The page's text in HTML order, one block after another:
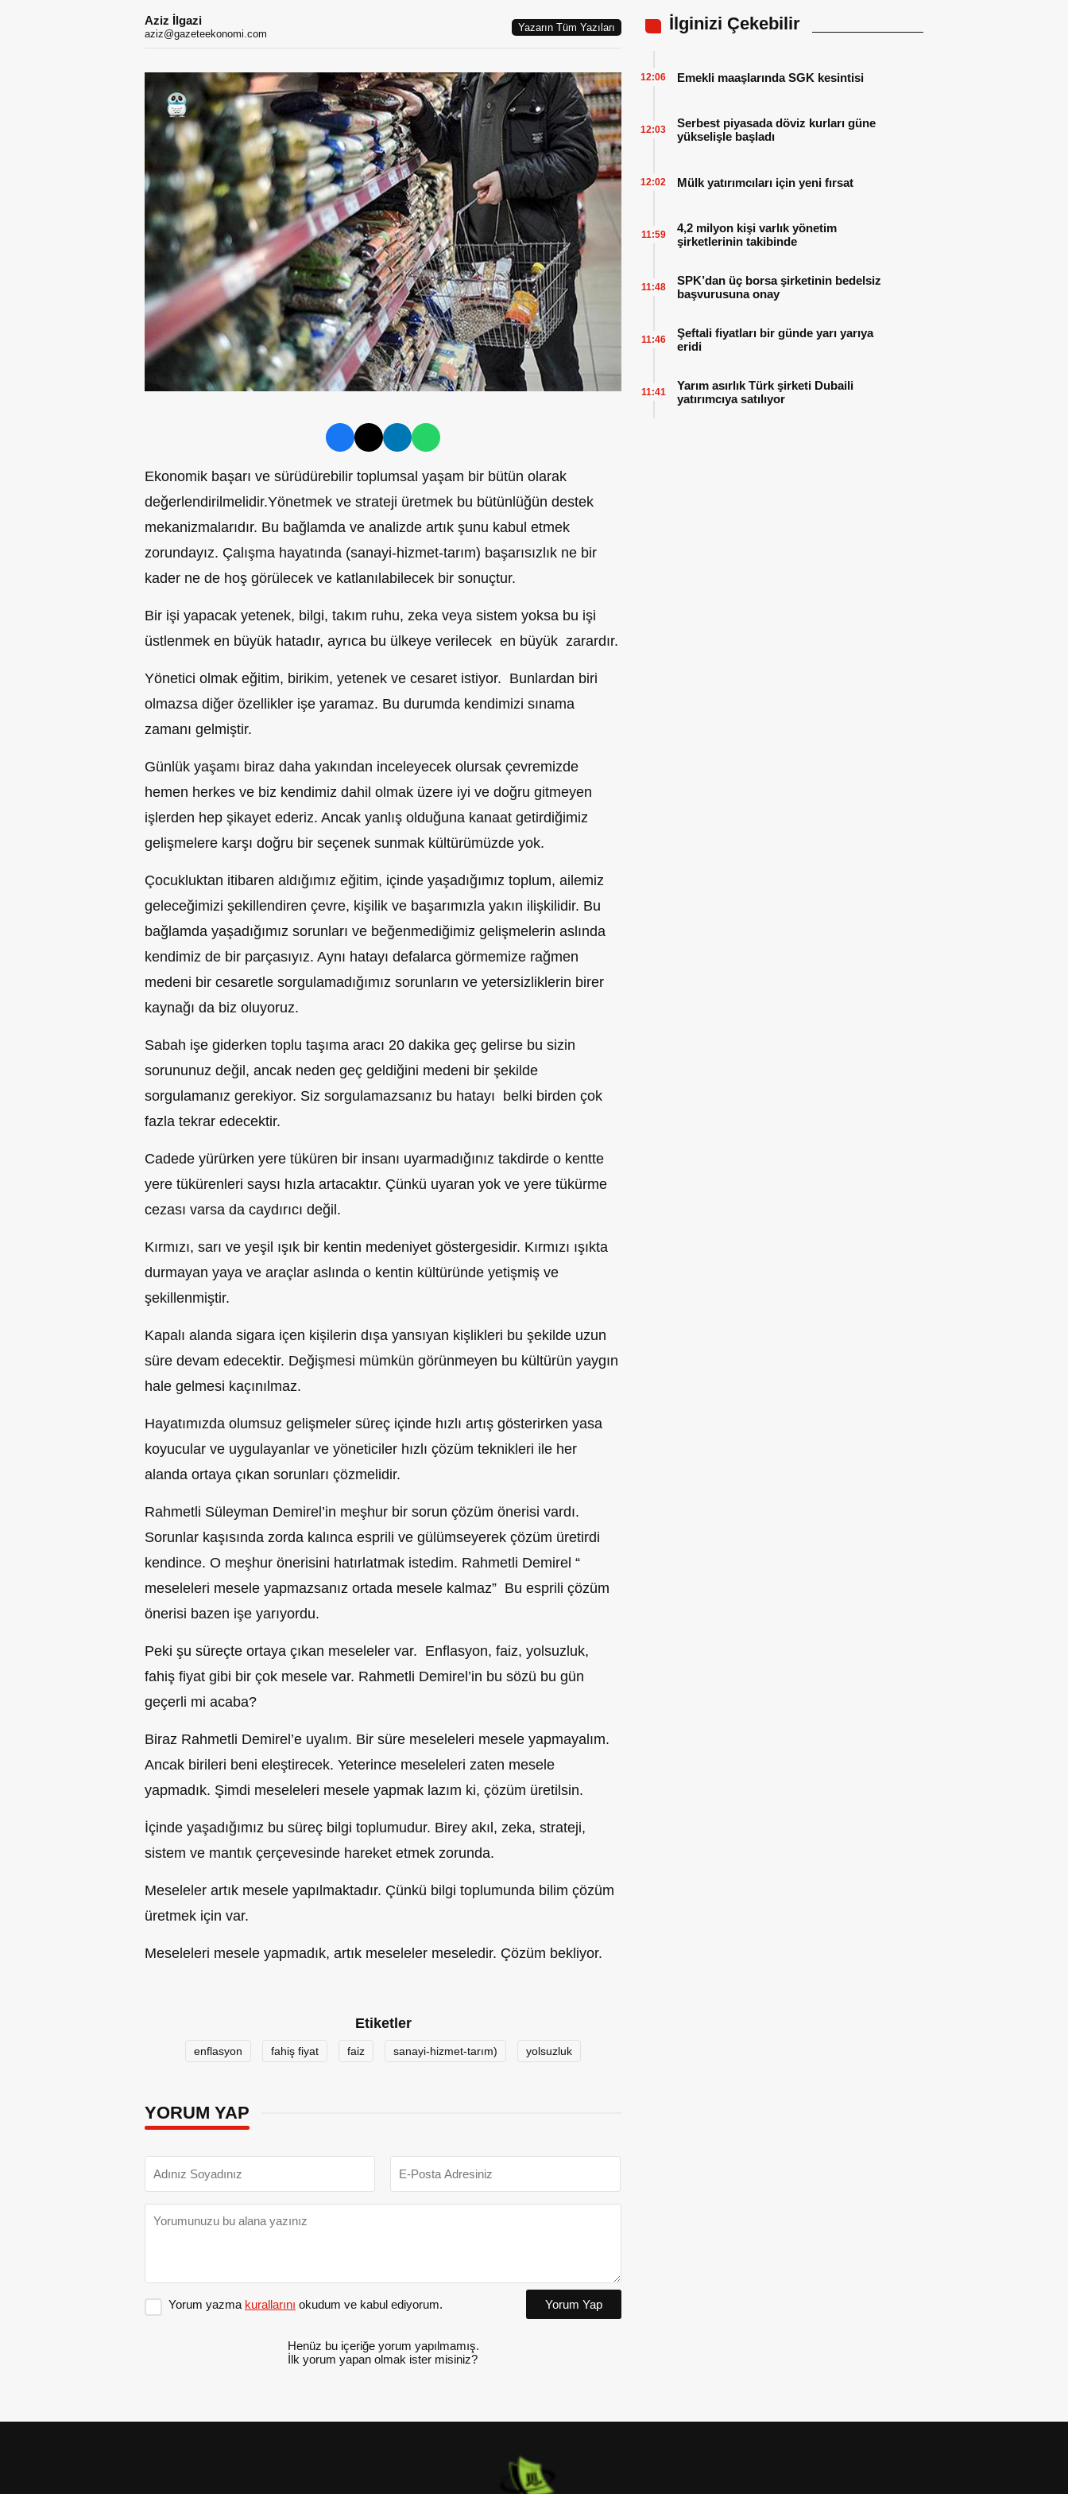
Aziz İlgazi
aziz@gazeteekonomi.com
Yazarın Tüm Yazıları
Ekonomik başarı ve sürüdürebilir toplumsal yaşam bir bütün olarak
değerlendirilmelidir.Yönetmek ve strateji üretmek bu bütünlüğün destek
mekanizmalarıdır. Bu bağlamda ve analizde artık şunu kabul etmek
zorundayız. Çalışma hayatında (sanayi-hizmet-tarım) başarısızlık ne bir
kader ne de hoş görülecek ve katlanılabilecek bir sonuçtur.
Bir işi yapacak yetenek, bilgi, takım ruhu, zeka veya sistem yoksa bu işi
üstlenmek en büyük hatadır, ayrıca bu ülkeye verilecek en büyük zarardır.
Yönetici olmak eğitim, birikim, yetenek ve cesaret istiyor. Bunlardan biri
olmazsa diğer özellikler işe yaramaz. Bu durumda kendimizi sınama
zamanı gelmiştir.
Günlük yaşamı biraz daha yakından inceleyecek olursak çevremizde
hemen herkes ve biz kendimiz dahil olmak üzere iyi ve doğru gitmeyen
işlerden hep şikayet ederiz. Ancak yanlış olduğuna kanaat getirdiğimiz
gelişmelere karşı doğru bir seçenek sunmak kültürümüzde yok.
Çocukluktan itibaren aldığımız eğitim, içinde yaşadığımız toplum, ailemiz
geleceğimizi şekillendiren çevre, kişilik ve başarımızla yakın ilişkilidir. Bu
bağlamda yaşadığımız sorunları ve beğenmediğimiz gelişmelerin aslında
kendimiz de bir parçasıyız. Aynı hatayı defalarca görmemize rağmen
medeni bir cesaretle sorgulamadığımız sorunların ve yetersizliklerin birer
kaynağı da biz oluyoruz.
Sabah işe giderken toplu taşıma aracı 20 dakika geç gelirse bu sizin
sorununuz değil, ancak neden geç geldiğini medeni bir şekilde
sorgulamanız gerekiyor. Siz sorgulamazsanız bu hatayı belki birden çok
fazla tekrar edecektir.
Cadede yürürken yere tüküren bir insanı uyarmadığınız takdirde o kentte
yere tükürenleri saysı hızla artacaktır. Çünkü uyaran yok ve yere tükürme
cezası varsa da caydırıcı değil.
Kırmızı, sarı ve yeşil ışık bir kentin medeniyet göstergesidir. Kırmızı ışıkta
durmayan yaya ve araçlar aslında o kentin kültüründe yetişmiş ve
şekillenmiştir.
Kapalı alanda sigara içen kişilerin dışa yansıyan kişlikleri bu şekilde uzun
süre devam edecektir. Değişmesi mümkün görünmeyen bu kültürün yaygın
hale gelmesi kaçınılmaz.
Hayatımızda olumsuz gelişmeler süreç içinde hızlı artış gösterirken yasa
koyucu lar ve uygulayanlar ve yöneticiler hızlı çözüm teknikleri ile her
alanda ortaya çıkan sorunları çözmelidir.
Rahmetli Süleyman Demirel’in meşhur bir sorun çözüm önerisi vardı.
Sorunlar kaşısında zorda kalınca esprili ve gülümseyerek çözüm üretirdi
kendince. O meşhur önerisini hatırlatmak istedim. Rahmetli Demirel “
meseleleri mese e yapmazsanız ortada mesele kalmaz” Bu esprili çözüm
önerisi bazen işe yarıyordu.
Peki şu süreçte ortaya çıkan meseleler var. Enflasyon, faiz, yolsuzluk,
fahiş fiyat gibi bir çok mesele var. Rahmetli Demirel’in bu sözü bu gün
geçerli mi acaba?
Biraz Rahmetli Demirel’e uyalım. Bir süre meseleleri mesele yapmayalım.
Ancak birileri beni eleştirecek. Yeterince meseleleri zaten mesele
yapmadık. Şimdi meseleleri mesele yapmak lazım ki, çözüm üretilsin.
İçinde yaşadığımız bu süreç bilgi toplumudur. Birey akıl, zeka, strateji,
sistem ve mantık çerçevesinde hareket etmek zorunda.
Meseleler artık mesele yapılmaktadır. Çünkü bilgi toplumunda bilim çözüm
üretmek için var.
Meseleleri mesele yapmadık, artık meseleler meseledir. Çözüm bekliyor.
Etiketler
enflasyon fahiş fiyat faiz sanayi-hizmet-tarım) yolsuzluk
YORUM YAP
Yorum yazma kurallarını okudum ve kabul ediyorum. Yorum Yap
Henüz bu içeriğe yorum yapılmamış.
İlk yorum yapan olmak ister misiniz?
İlginizi Çekebilir
Emekli maaşlarında SGK kesintisi
12:06
Serbest piyasada döviz kurları güne
yükselişle başladı
12:03
Mülk yatırımcıları için yeni fırsat
12:02
4,2 milyon kişi varlık yönetim
şirketlerinin takibinde
11:59
SPK’dan üç borsa şirketinin bedelsiz
başvurusuna onay
11:48
Şeftali fiyatları bir günde yarı yarıya
eridi
11:46
Yarım asırlık Türk şirketi Dubaili
yatırımcıya satılıyor
11:41